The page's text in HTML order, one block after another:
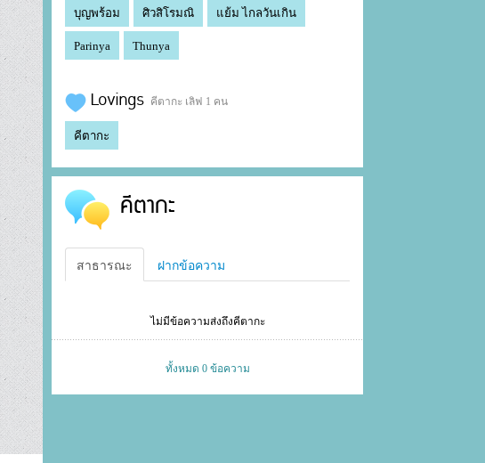
บุญพร้อม ศิวสิโรมณิ แย้ม ไกลวันเกิน
Parinya Thunya
Lovings คีตากะ เลิฟ 1 คน
คีตากะ
คีตากะ
สาธารณะ ฝากข้อความ
ไม่มีข้อความส่งถึงคีตากะ
ทั้งหมด 0 ข้อความ